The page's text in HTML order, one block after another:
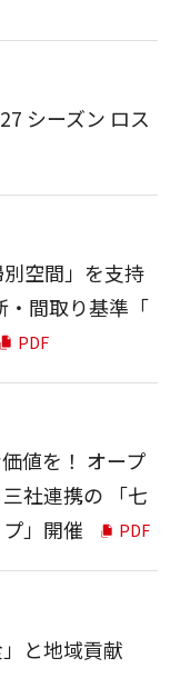
シーズン ロス
空間」を⽀持
‧間取り基準「
PDF
値を！ オープ
社連携の 「七
」開催
PDF
と地域貢献